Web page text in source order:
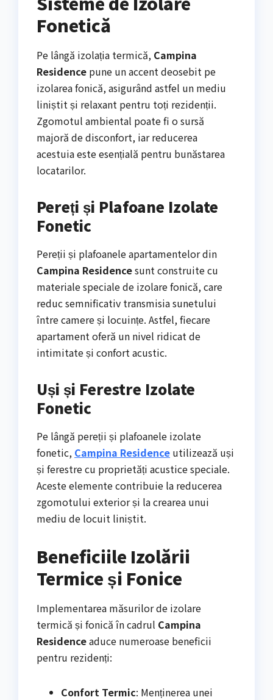
Fonetică
Pe lângă izolația termică, Campina
Residence pune un accent deosebit pe
izolarea fonică, asigurând astfel un mediu
liniștit și relaxant pentru toți rezidenții.
Zgomotul ambiental poate fi o sursă
majoră de disconfort, iar reducerea
acestuia este esențială pentru bunăstarea
locatarilor.
Pereți și Plafoane Izolate
Fonetic
Pereții și plafoanele apartamentelor din
Campina Residencesunt construite cu
materiale speciale de izolare fonică, care
reduc semnificativ transmisia sunetului
între camere și locuințe. Astfel, fiecare
apartament oferă un nivel ridicat de
intimitate și confort acustic.
Uși și Ferestre Izolate
Fonetic
Pe lângă pereții și plafoanele izolate
fonetic, Campina Residence utilizează uși
și ferestre cu proprietăți acustice speciale.
Aceste elemente contribuie la reducerea
zgomotului exterior și la crearea unui
mediu de locuit liniștit.
Beneficiile Izolării
Termice și Fonice
Implementarea măsurilor de izolare
termică și fonică în cadrul Campina
Residenceaduce numeroase beneficii
pentru rezidenți:
Confort Termic: Menținerea unei